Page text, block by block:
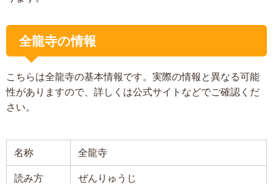
全龍寺の情報
こちらは全龍寺の基本情報です。実際の情報と異なる可能
性がありますので、詳しくは公式サイトなどでご確認くだ
さい。
名称 全龍寺
読み方 ぜんりゅうじ